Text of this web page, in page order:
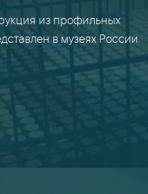
из профильных
в музеях России